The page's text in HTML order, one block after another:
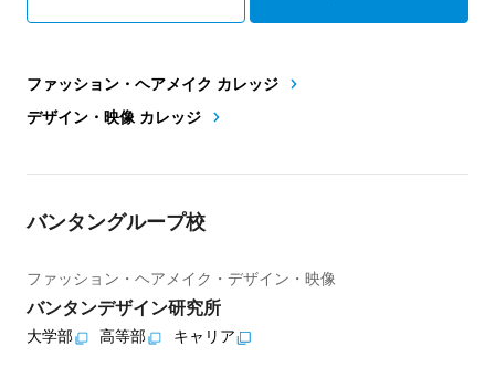
ファッション・ヘアメイク カレッジ
デザイン・映像 カレッジ
バンタングループ校
ファッション・ヘアメイク・デザイン・映像
バンタンデザイン研究所
大学部 高等部 キャリア